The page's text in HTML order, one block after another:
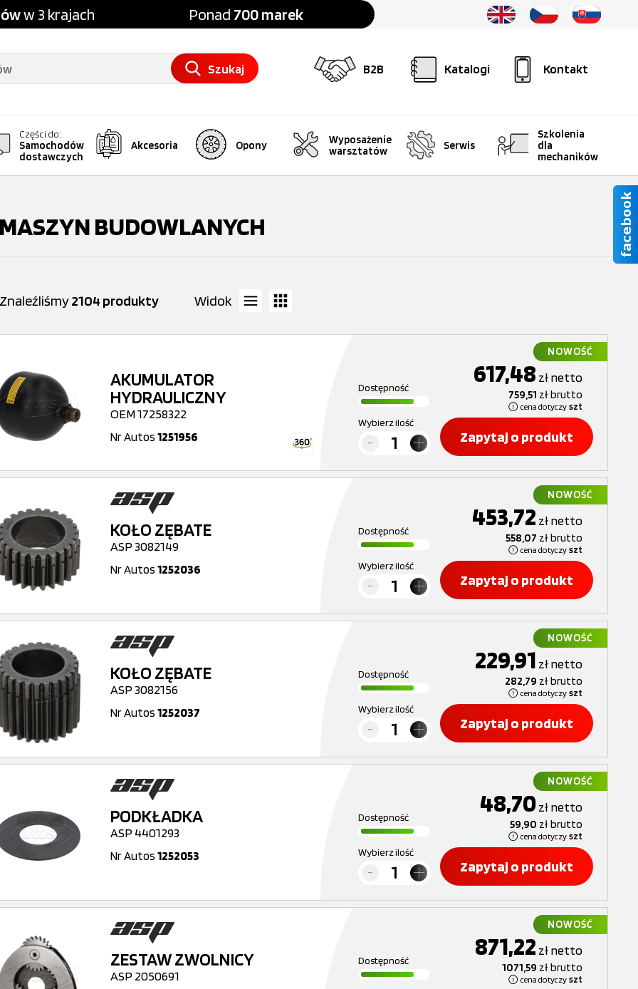
w 3 krajach Ponad 700 marek
B2B Katalogi Kontakt
Szukaj
Części do:
Samochodów
dostawczych
Akcesoria Opony
Wyposażenie
warsztatów
Serwis
Szkolenia
dla
mechaników
BUDOWLANYCH
Znaleźliśmy2104 produkty Widok
NOWOŚĆ
AKUMULATOR
HYDRAULICZNY
OEM 17258322
Nr Autos 1251956
Dostępność 617,48 złnetto
759,51 złbrutto
cena dotyczy szt
Wybierz ilość
Zapytaj o produkt
NOWOŚĆ
KOŁO ZĘBATE
ASP 3082149
Nr Autos 1252036
Dostępność 453,72 złnetto
558,07 złbrutto
cena dotyczy szt
Wybierz ilość
Zapytaj o produkt
NOWOŚĆ
KOŁO ZĘBATE
ASP 3082156
Nr Autos 1252037
Dostępność 229,91 złnetto
282,79 złbrutto
cena dotyczy szt
Wybierz ilość
Zapytaj o produkt
NOWOŚĆ
PODKŁADKA
ASP 4401293
Nr Autos 1252053
Dostępność 48,70złnetto
59,90 złbrutto
cena dotyczy szt
Wybierz ilość
Zapytaj o produkt
NOWOŚĆ
ZESTAW ZWOLNICY
ASP 2050691
Dostępność 871,22 złnetto
1071,59 złbrutto
cena dotyczy szt